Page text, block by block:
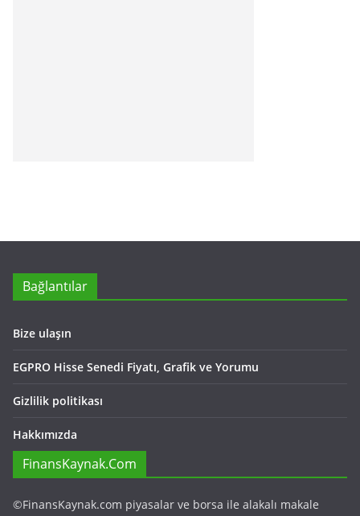
Bağlantılar
Bize ulaşın
EGPRO Hisse Senedi Fiyatı, Grafik ve Yorumu
Gizlilik politikası
Hakkımızda
FinansKaynak.Com
©FinansKaynak.com piyasalar ve borsa ile alakalı makale